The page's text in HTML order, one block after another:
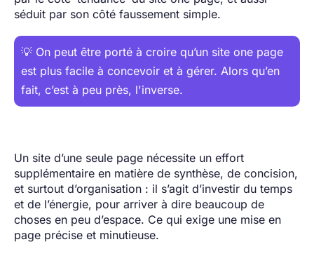
séduit par son côté faussement simple.
💡 On peut être porté à croire qu’un site one page
est plus facile à concevoir et à gérer. Alors qu’en
fait, c’est à peu près, l'inverse.
Un site d’une seule page nécessite un effort
supplémentaire en matière de synthèse, de concision,
et surtout d’organisation : il s’agit d’investir du temps
et de l’énergie, pour arriver à dire beaucoup de
choses en peu d’espace. Ce qui exige une mise en
page précise et minutieuse.